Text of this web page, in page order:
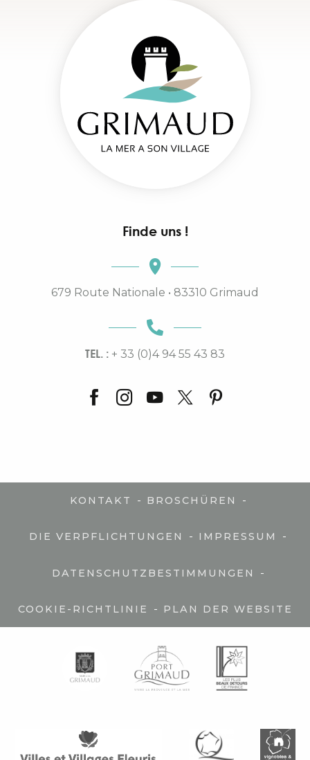
Finde uns !
679 Route Nationale • 83310 Grimaud
TEL. : + 33 (0)4 94 55 43 83
KONTAKT - BROSCHÜREN -
DIE VERPFLICHTUNGEN - IMPRESSUM -
DATENSCHUTZBESTIMMUNGEN -
COOKIE-RICHTLINIE - PLAN DER WEBSITE